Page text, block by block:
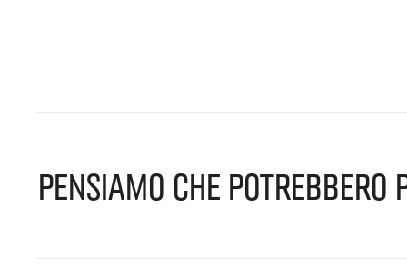
PENSIAMO CHE POTREBBERO